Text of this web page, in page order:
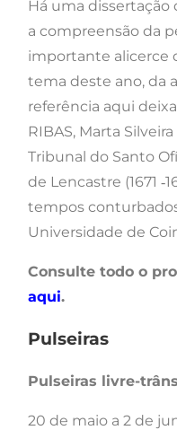
Há uma
a compreensão da
importante alicerce
tema deste ano, da
referência aqui
RIBAS, Marta
Tribunal do Santo
de Lencastre (1671
tempos
Universidade de
Consulte todo o
aqui.
Pulseiras
Pulseiras livre-
20 de maio a 2 de